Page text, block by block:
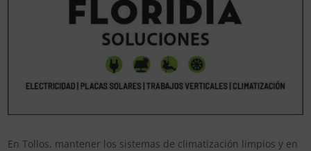
En Tollos, mantener los sistemas de climatización limpios y en